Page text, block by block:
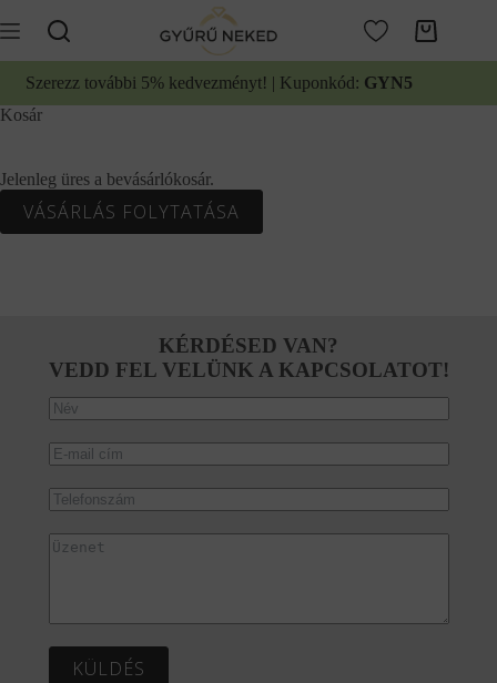
a
tartalomhoz
Kosár
Szerezz további 5% kedvezményt! | Kuponkód: GYN5
Kosár
Jelenleg üres a bevásárlókosár.
VÁSÁRLÁS FOLYTATÁSA
KÉRDÉSED VAN?
VEDD FEL VELÜNK A KAPCSOLATOT!
KÜLDÉS